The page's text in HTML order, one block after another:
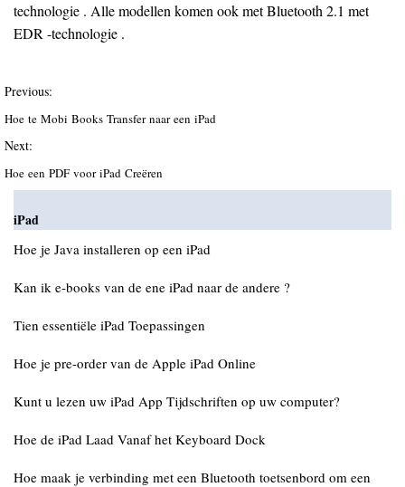
technologie . Alle modellen komen ook met Bluetooth 2.1 met
EDR -technologie .
Previous:
Hoe te Mobi Books Transfer naar een iPad
Next:
Hoe een PDF voor iPad Creëren
iPad
Hoe je Java installeren op een iPad
Kan ik e-books van de ene iPad naar de andere ?
Tien essentiële iPad Toepassingen
Hoe je pre-order van de Apple iPad Online
Kunt u lezen uw iPad App Tijdschriften op uw computer?
Hoe de iPad Laad Vanaf het Keyboard Dock
Hoe maak je verbinding met een Bluetooth toetsenbord om een ​​